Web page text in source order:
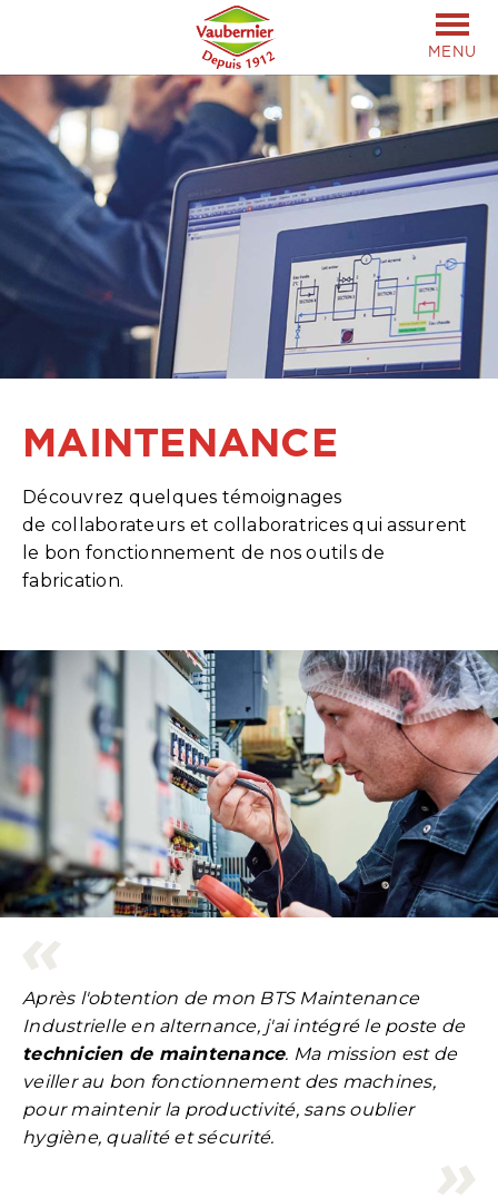
MENU
MAINTENANCE
Découvrez quelques témoignages
de collaborateurs et collaboratrices qui assurent
le bon fonctionnement de nos outils de
fabrication.
Après l'obtention de mon BTS Maintenance
Industrielle en alternance, j'ai intégré le poste de
technicien de maintenance. Ma mission est de
veiller au bon fonctionnement des machines,
pour maintenir la productivité, sans oublier
hygiène, qualité et sécurité.